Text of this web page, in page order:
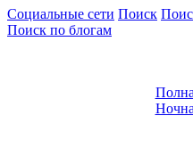
Социальные сети Поиск
Поиск по блогам